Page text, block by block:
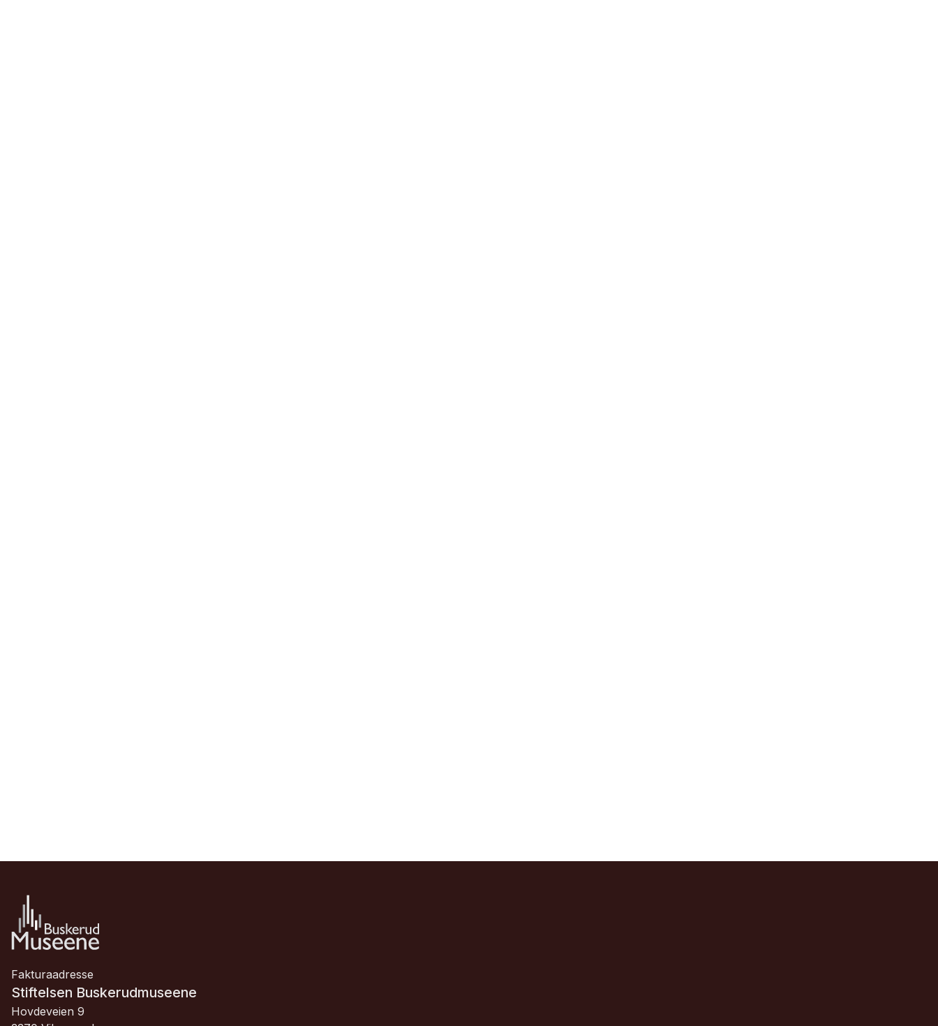
Fakturaadresse
Stiftelsen Buskerudmuseene
Hovdeveien 9